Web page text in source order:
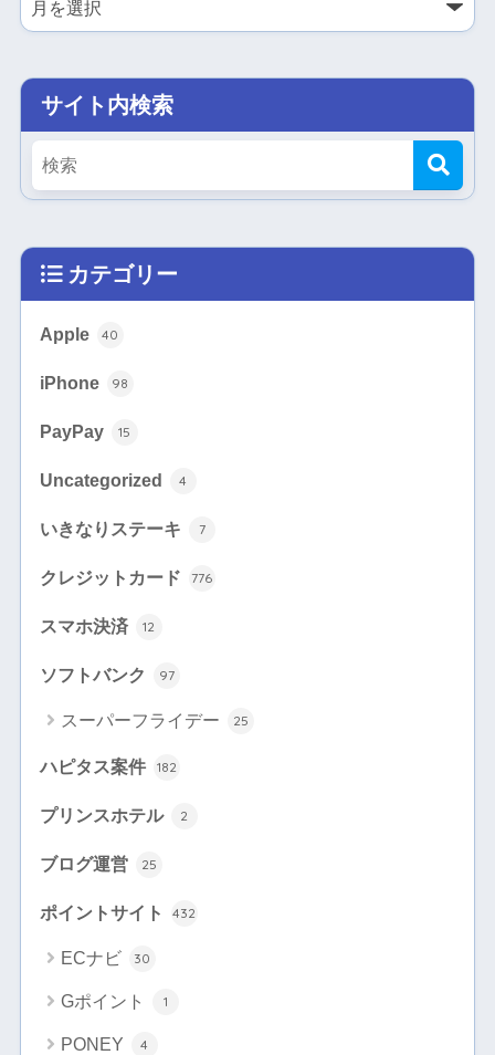
サイト内検索
カテゴリー
Apple 40
iPhone 98
PayPay 15
Uncategorized 4
いきなりステーキ 7
クレジットカード 776
スマホ決済 12
ソフトバンク 97
スーパーフライデー 25
ハピタス案件 182
プリンスホテル 2
ブログ運営 25
ポイントサイト 432
ECナビ 30
Gポイント 1
PONEY 4